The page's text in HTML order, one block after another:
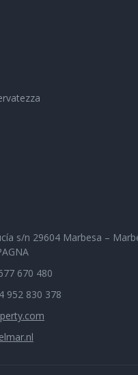
s/n 29604 Marbesa –
670 480
952 830 378